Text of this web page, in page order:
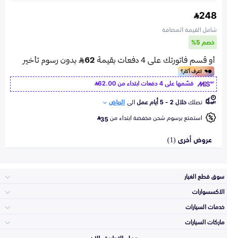
248
شامل القيمة المضافة
خصم 5%
قسّمها على 4 دفعات ابتداء من
62.00
تصلكخلال 2 - 5 أيام عمل الى الرياض
استمتع برسوم شحن مخفضة ابتداء من35
عروض أخرى (1)
سوق قطع الغيار
الاكسسوارات
خدمات السيارات
الأكثر مبيعاً
ماركات السيارات